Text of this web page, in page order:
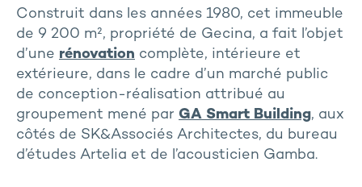
Construit dans les années 1980, cet immeuble
de 9 200 m², propriété de Gecina, a fait l’objet
d’une rénovation complète, intérieure et
extérieure, dans le cadre d’un marché public
de conception-réalisation attribué au
groupement mené par GA Smart Building, aux
côtés de SK&Associés Architectes, du bureau
d’études Artelia et de l’acousticien Gamba.